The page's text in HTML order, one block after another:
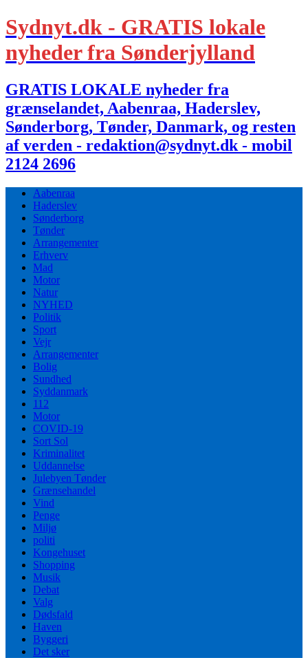
Sydnyt.dk - GRATIS lokale
nyheder fra Sønderjylland
GRATIS LOKALE nyheder fra
grænselandet, Aabenraa, Haderslev,
Sønderborg, Tønder, Danmark, og resten
af verden - redaktion@sydnyt.dk - mobil
2124 2696
Aabenraa
Haderslev
Sønderborg
Tønder
Arrangementer
Erhverv
Mad
Motor
Natur
NYHED
Politik
Sport
Vejr
Arrangementer
Bolig
Sundhed
Syddanmark
112
Motor
COVID-19
Sort Sol
Kriminalitet
Uddannelse
Julebyen Tønder
Grænsehandel
Vind
Penge
Miljø
politi
Kongehuset
Shopping
Musik
Debat
Valg
Dødsfald
Haven
Byggeri
Det sker